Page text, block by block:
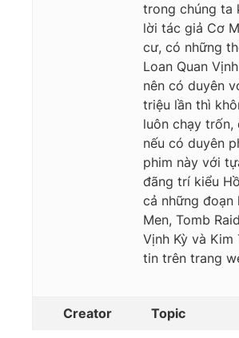
trong chúng ta
lời tác giả Cơ
cư, có những
Loan Quan
nên có duyên
triệu lần thì
luôn chạy trốn,
nếu có duyên
phim này với
đãng trí kiểu
cả những đoạn
Men, Tomb
Vịnh Kỳ và
tin trên trang
Creator Topic